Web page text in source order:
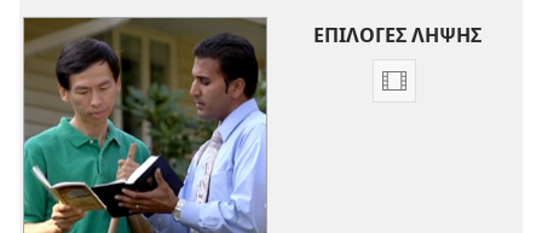
ΕΠΙΛΟΓΕΣ ΛΗΨΗΣ
Επιλογές